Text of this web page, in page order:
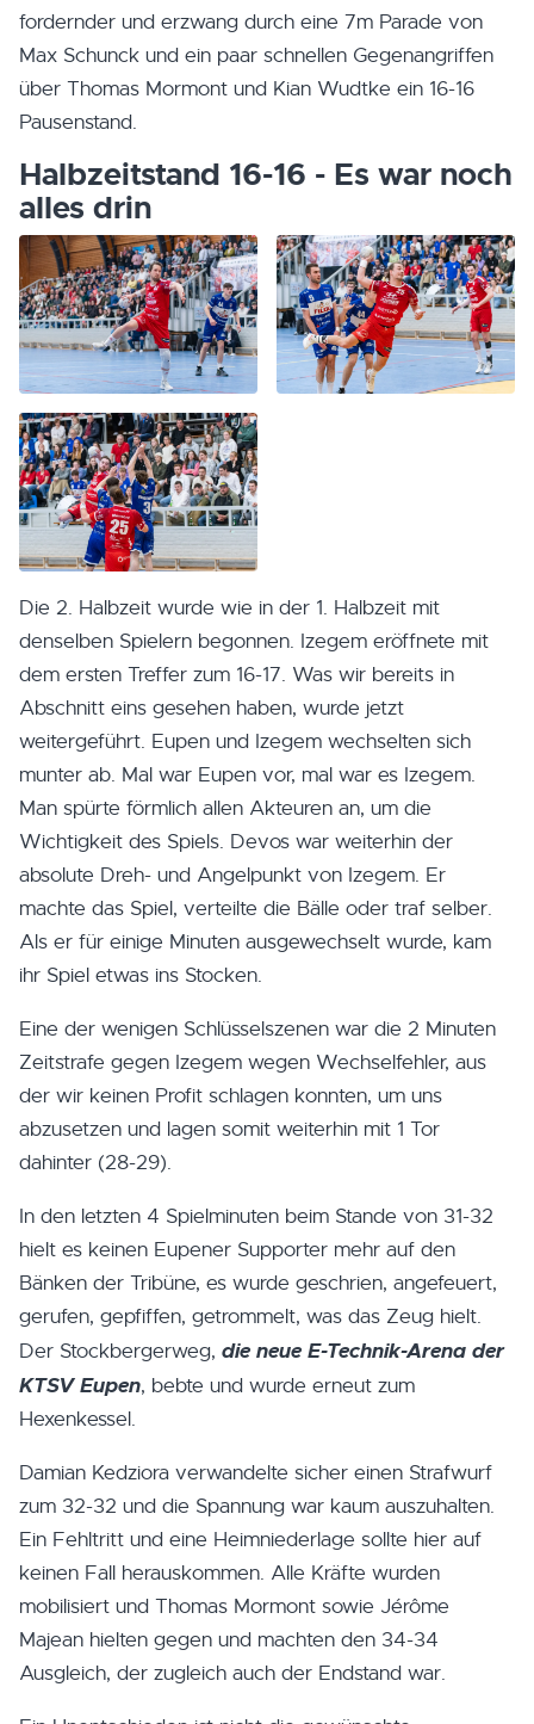
fordernder und erzwang durch eine 7m Parade von
Max Schunck und ein paar schnellen Gegenangriffen
über Thomas Mormont und Kian Wudtke ein 16-16
Pausenstand.
Halbzeitstand 16-16 - Es war noch
alles drin
Die 2. Halbzeit wurde wie in der 1. Halbzeit mit
denselben Spielern begonnen. Izegem eröffnete mit
dem ersten Treffer zum 16-17. Was wir bereits in
Abschnitt eins gesehen haben, wurde jetzt
weitergeführt. Eupen und Izegem wechselten sich
munter ab. Mal war Eupen vor, mal war es Izegem.
Man spürte förmlich allen Akteuren an, um die
Wichtigkeit des Spiels. Devos war weiterhin der
absolute Dreh- und Angelpunkt von Izegem. Er
machte das Spiel, verteilte die Bälle oder traf selber.
Als er für einige Minuten ausgewechselt wurde, kam
ihr Spiel etwas ins Stocken.
Eine der wenigen Schlüsselszenen war die 2 Minuten
Zeitstrafe gegen Izegem wegen Wechselfehler, aus
der wir keinen Profit schlagen konnten, um uns
abzusetzen und lagen somit weiterhin mit 1 Tor
dahinter (28-29).
In den letzten 4 Spielminuten beim Stande von 31-32
hielt es keinen Eupener Supporter mehr auf den
Bänken der Tribüne, es wurde geschrien, angefeuert,
gerufen, gepfiffen, getrommelt, was das Zeug hielt.
Der Stockbergerweg, die neue E-Technik-Arena der
KTSV Eupen, bebte und wurde erneut zum
Hexenkessel.
Damian Kedziora verwandelte sicher einen Strafwurf
zum 32-32 und die Spannung war kaum auszuhalten.
Ein Fehltritt und eine Heimniederlage sollte hier auf
keinen Fall herauskommen. Alle Kräfte wurden
mobilisiert und Thomas Mormont sowie Jérôme
Majean hielten gegen und machten den 34-34
Ausgleich, der zugleich auch der Endstand war.